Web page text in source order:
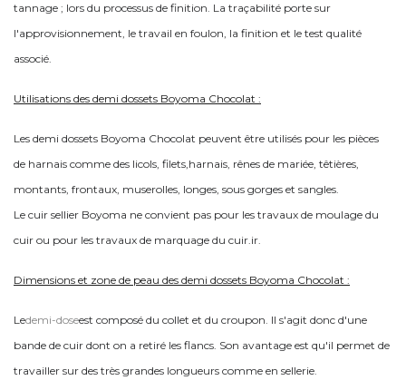
tannage ; lors du processus de finition. La traçabilité porte sur
l'approvisionnement, le travail en foulon, la finition et le test qualité
associé.
Utilisations des demi dossets Boyoma Chocolat :
Les demi dossets Boyoma Chocolat peuvent être utilisés pour les pièces
de harnais comme des licols, filets,harnais, rênes de mariée, têtières,
montants, frontaux, muserolles, longes, sous gorges et sangles.
Le cuir sellier Boyoma ne convient pas pour les travaux de moulage du
cuir ou pour les travaux de marquage du cuir.ir.
Dimensions et zone de peau des demi dossets Boyoma Chocolat :
Ledemi-doseest composé du collet et du croupon. Il s'agit donc d'une
bande de cuir dont on a retiré les flancs. Son avantage est qu'il permet de
travailler sur des très grandes longueurs comme en sellerie.